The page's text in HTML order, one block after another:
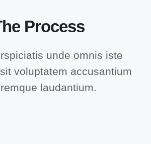
Process
unde omnis iste
voluptatem accusantium
laudantium.